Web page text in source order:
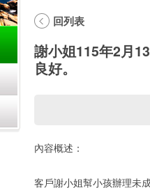
回列表
謝小姐115年2月
良好。
內容概述：
客戶謝小姐幫小孩辦理未